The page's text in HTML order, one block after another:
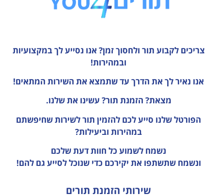
צריכים לקבוע תור ולחסוך זמן? אנו נסייע לך במקצועיות
ובמהירות!
אנו נאיר לך את הדרך עד שתמצא את השירות המתאים!
מצאת? הזמנת תור? עשינו את שלנו.
הפורטל שלנו סייע לכם להזמין תור לשירות שחיפשתם
במהירות וביעילות?
נשמח לשמוע כל חוות דעת שלכם
ונשמח שתשתפו את יקירכם כדי שנוכל לסייע גם להם!
שירותי הזמנת תורים